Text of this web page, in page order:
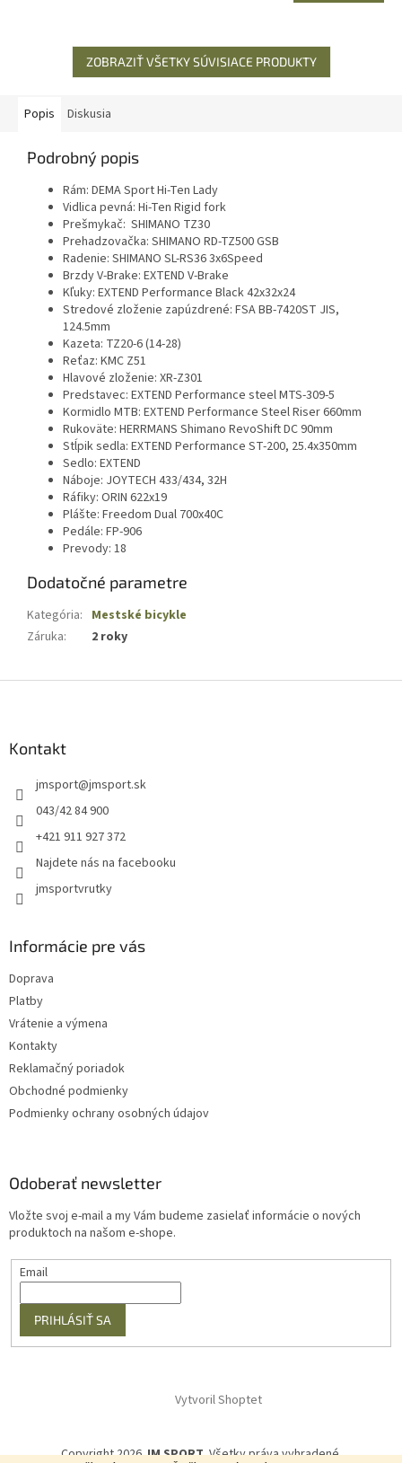
ZOBRAZIŤ VŠETKY SÚVISIACE PRODUKTY
Popis Diskusia
Podrobný popis
Rám: DEMA Sport Hi-Ten Lady
Vidlica pevná: Hi-Ten Rigid fork
Prešmykač: SHIMANO TZ30
Prehadzovačka: SHIMANO RD-TZ500 GSB
Radenie: SHIMANO SL-RS36 3x6Speed
Brzdy V-Brake: EXTEND V-Brake
Kľuky: EXTEND Performance Black 42x32x24
Stredové zloženie zapúzdrené: FSA BB-7420ST JIS,
124.5mm
Kazeta: TZ20-6 (14-28)
Reťaz: KMC Z51
Hlavové zloženie: XR-Z301
Predstavec: EXTEND Performance steel MTS-309-5
Kormidlo MTB: EXTEND Performance Steel Riser 660mm
Rukoväte: HERRMANS Shimano RevoShift DC 90mm
Stĺpik sedla: EXTEND Performance ST-200, 25.4x350mm
Sedlo: EXTEND
Náboje: JOYTECH 433/434, 32H
Ráfiky: ORIN 622x19
Plášte: Freedom Dual 700x40C
Pedále: FP-906
Prevody: 18
Dodatočné parametre
Kategória: Mestské bicykle
Záruka: 2 roky
Kontakt
jmsport@jmsport.sk
043/42 84 900
+421 911 927 372
Najdete nás na facebooku
jmsportvrutky
Informácie pre vás
Doprava
Platby
Vrátenie a výmena
Kontakty
Reklamačný poriadok
Obchodné podmienky
Podmienky ochrany osobných údajov
Odoberať newsletter
Vložte svoj e-mail a my Vám budeme zasielať informácie o nových
produktoch na našom e-shope.
Email
PRIHLÁSIŤ SA
Vytvoril Shoptet
Copyright 2026JM SPORT. Všetky práva vyhradené.